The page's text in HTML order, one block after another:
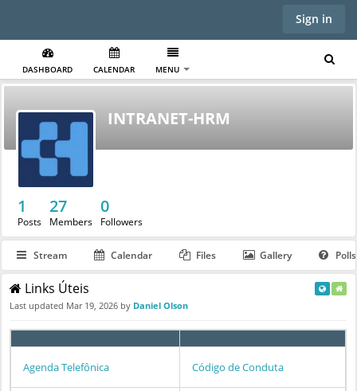
Sign in
DASHBOARD CALENDAR MENU
INTRANET-HRM
1
Posts
27
Members
0
Followers
Stream Calendar Files Gallery Polls
Links Úteis
Last updated Mar 19, 2026 by Daniel Olson
Agenda Telefônica Código de Conduta